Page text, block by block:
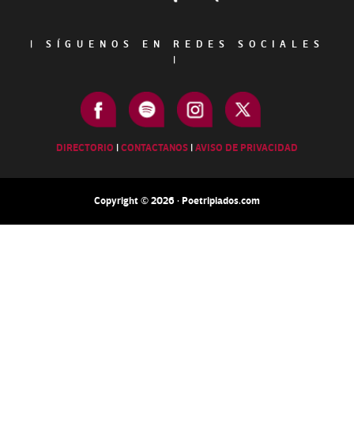
|
SÍGUENOS EN REDES SOCIALES
|
DIRECTORIO |CONTACTANOS |AVISO DE PRIVACIDAD
Copyright © 2026 · Poetripiados.com